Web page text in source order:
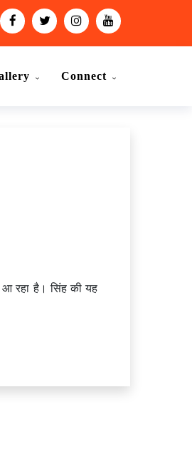
Connect
आ रहा है। सिंह की यह